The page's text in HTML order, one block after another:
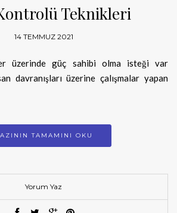
Teknikleri
14 TEMMUZ 2021
üzerinde güç sahibi olma isteği var
davranışları üzerine çalışmalar yapan
TAMAMINI OKU
Yorum Yaz